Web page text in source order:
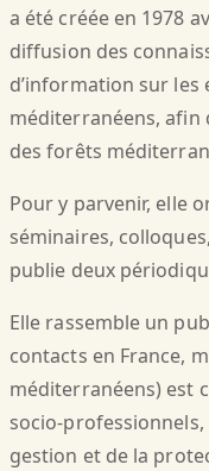
a été créée en 1978
diffusion des
d’information sur les
méditerranéens, afin
des forêts
Pour y parvenir, elle
séminaires,
publie deux
Elle rassemble un
contacts en France,
méditerranéens) est
socio-professionnels,
gestion et de la